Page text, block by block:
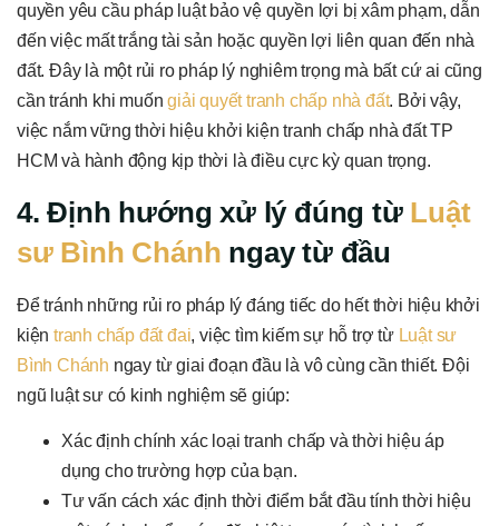
quyền yêu cầu pháp luật bảo vệ quyền lợi bị xâm phạm, dẫn
đến việc mất trắng tài sản hoặc quyền lợi liên quan đến nhà
đất. Đây là một rủi ro pháp lý nghiêm trọng mà bất cứ ai cũng
cần tránh khi muốngiải quyết tranh chấp nhà đất. Bởi vậy,
việc nắm vững thời hiệu khởi kiện tranh chấp nhà đất TP
HCM và hành động kịp thời là điều cực kỳ quan trọng.
4. Định hướng xử lý đúng từ Luật
sư Bình Chánh ngay từ đầu
Để tránh những rủi ro pháp lý đáng tiếc do hết thời hiệu khởi
kiện tranh chấp đất đai, việc tìm kiếm sự hỗ trợ từ Luật sư
Bình Chánh ngay từ giai đoạn đầu là vô cùng cần thiết. Đội
ngũ luật sư có kinh nghiệm sẽ giúp:
Xác định chính xác loại tranh chấp và thời hiệu áp
dụng cho trường hợp của bạn.
Tư vấn cách xác định thời điểm bắt đầu tính thời hiệu